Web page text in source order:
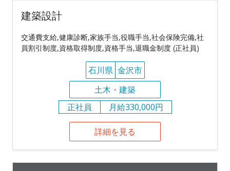
建築設計
交通費支給,健康診断,家族手当,役職手当,社会保険完備,社
員割引制度,資格取得制度,資格手当,退職金制度 (正社員)
石川県 金沢市
土木・建築
正社員
月給330,000円
詳細を見る